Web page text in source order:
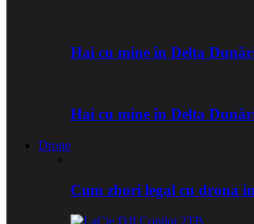
Hai cu mine în Delta
Hai cu mine în Delta
Drone
Cum zbori legal cu drona